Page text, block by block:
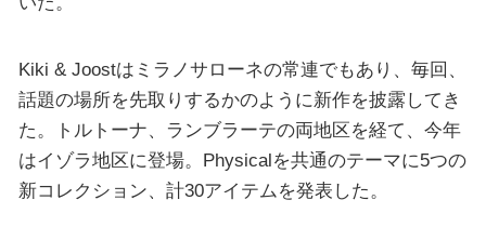
Kiki & Joostはミラノサローネの常連でもあり、毎回、
話題の場所を先取りするかのように新作を披露してき
た。トルトーナ、ランブラーテの両地区を経て、今年
はイゾラ地区に登場。Physicalを共通のテーマに5つの
新コレクション、計30アイテムを発表した。